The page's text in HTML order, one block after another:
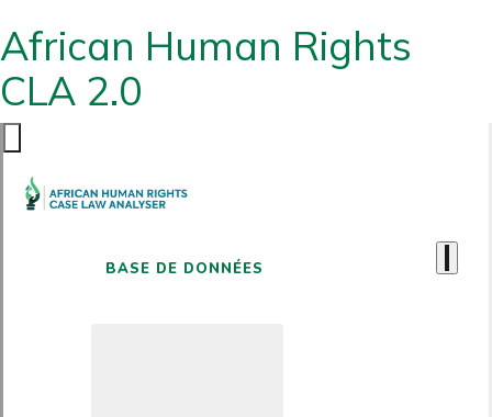
African Human Rights
CLA 2.0
BASE DE DONNÉES